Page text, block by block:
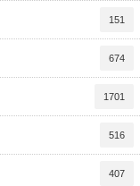
151
674
1701
516
407